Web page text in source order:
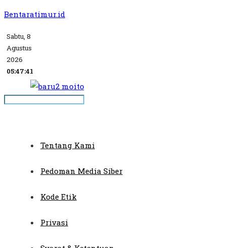
Bentaratimur.id
Sabtu, 8
Agustus
2026
05:47:41
Tentang Kami
Pedoman Media Siber
Kode Etik
Privasi